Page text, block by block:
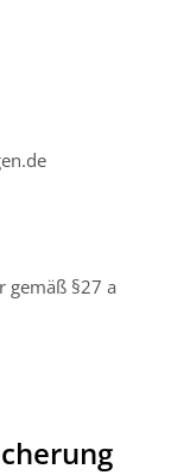
gemäß §27 a